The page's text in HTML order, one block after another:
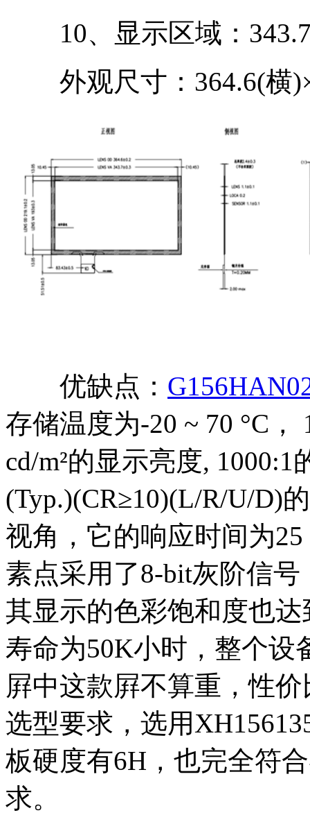
10、显示区域：
外观尺寸：364.6(横
优缺点：
存储温度为-20 ~ 70 °C
cd/m²的显示亮度,
(Typ.)(CR≥10)(L/R/U/D)
视角，它的响应时间为
素点采用了8-bit灰阶信
其显示的色彩饱和度也
寿命为50K小时，整个设
屛中这款屛不算重，性
选型要求，选用
板硬度有6H，也完全符
求。